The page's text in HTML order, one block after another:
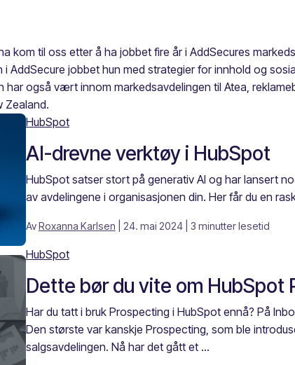
kom til oss etter å ha jobbet fire år i AddSecures
AddSecure jobbet hun med strategier for innhold og
har også vært innom markedsavdelingen til Atea,
Zealand.
HubSpot
AI-drevne verktøy i HubSpot
HubSpot satser stort på generativ AI og har lansert
av avdelingene i organisasjonen din. Her får du en
AvRoxanna Karlsen | 24. mai 2024 | 3 minutter lesetid
HubSpot
Dette bør du vite om HubSpot
Har du tatt i bruk Prospecting i HubSpot ennå? På
Den største var kanskje Prospecting, som ble
salgsavdelingen. Nå har det gått et ...